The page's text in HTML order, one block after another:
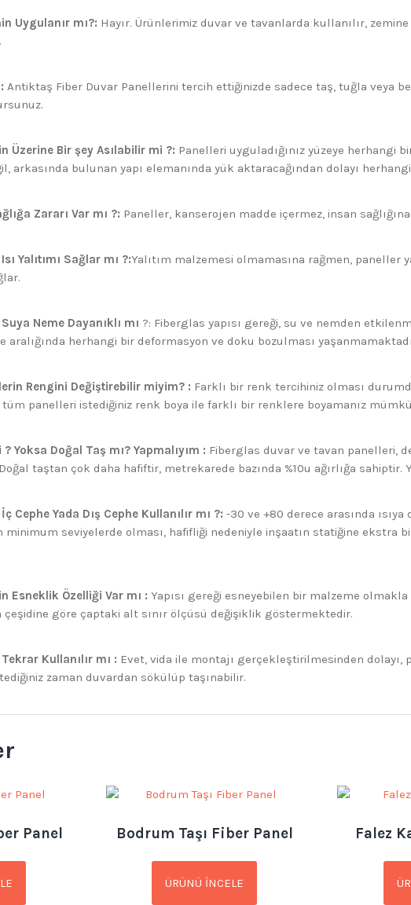
Uygulanır mı?: Hayır. Ürünlerimiz duvar ve tavanlarda kullanılır,
Antiktaş Fiber Duvar Panellerini tercih ettiğinizde sadece taş, tuğla veya
Üzerine Bir şey Asılabilir mi ?: Panelleri uyguladığınız yüzeye herhangi
arkasında bulunan yapı elemanında yük aktaracağından dolayı
Zararı Var mı ?: Paneller, kanserojen madde içermez, insan
Yalıtımı Sağlar mı ?:Yalıtım malzemesi olmamasına rağmen, paneller
Neme Dayanıklı mı ?: Fiberglas yapısı gereği, su ve nemden
aralığında herhangi bir deformasyon ve doku bozulması
Rengini Değiştirebilir miyim? : Farklı bir renk tercihiniz olması
panelleri istediğiniz renk boya ile farklı bir renklere boyamanız
Yoksa Doğal Taş mı? Yapmalıyım : Fiberglas duvar ve tavan panelleri,
taştan çok daha hafiftir, metrekarede bazında %10u ağırlığa sahiptir.
Cephe Yada Dış Cephe Kullanılır mı ?: -30 ve +80 derece arasında
minimum seviyelerde olması, hafifliği nedeniyle inşaatın statiğine ekstra
Esneklik Özelliği Var mı : Yapısı gereği esneyebilen bir malzeme
çeşidine göre çaptaki alt sınır ölçüsü değişiklik göstermektedir.
Kullanılır mı : Evet, vida ile montajı gerçekleştirilmesinden
zaman duvardan sökülüp taşınabilir.
Panel Bodrum Taşı Fiber Panel
ÜRÜNÜ İNCELE
Falez